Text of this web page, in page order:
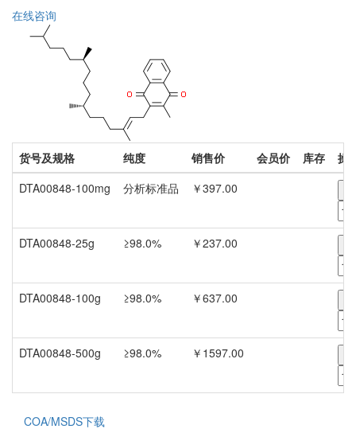
在线咨询
货号及规格 纯度 销售价 会员价 库存
操
DTA00848-100mg
分析标准品 ￥397.00
DTA00848-25g ≥98.0% ￥237.00
DTA00848-100g ≥98.0% ￥637.00
DTA00848-500g ≥98.0% ￥1597.00
COA/MSDS下载